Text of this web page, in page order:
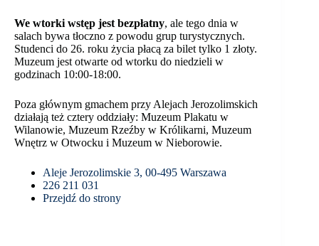
We wtorki wstęp jest bezpłatny, ale tego dnia w
salach bywa tłoczno z powodu grup turystycznych.
Studenci do 26. roku życia płacą za bilet tylko 1 złoty.
Muzeum jest otwarte od wtorku do niedzieli w
godzinach 10:00-18:00.
Poza głównym gmachem przy Alejach Jerozolimskich
działają też cztery oddziały: Muzeum Plakatu w
Wilanowie, Muzeum Rzeźby w Królikarni, Muzeum
Wnętrz w Otwocku i Muzeum w Nieborowie.
Aleje Jerozolimskie 3, 00-495 Warszawa
226 211 031
Przejdź do strony